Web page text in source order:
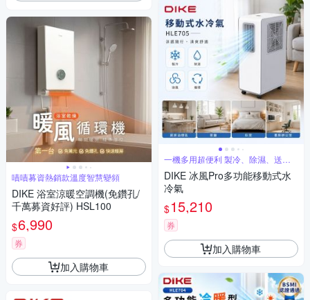
嘖嘖募資熱銷款溫度智慧變頻
DIKE 浴室涼暖空調機(免鑽孔/
千萬募資好評) HSL100
$6,990
券
加入購物車
一機多用超便利 製冷、除濕、送風3
合1
DIKE 冰風Pro多功能移動式水
冷氣
$15,210
券
加入購物車